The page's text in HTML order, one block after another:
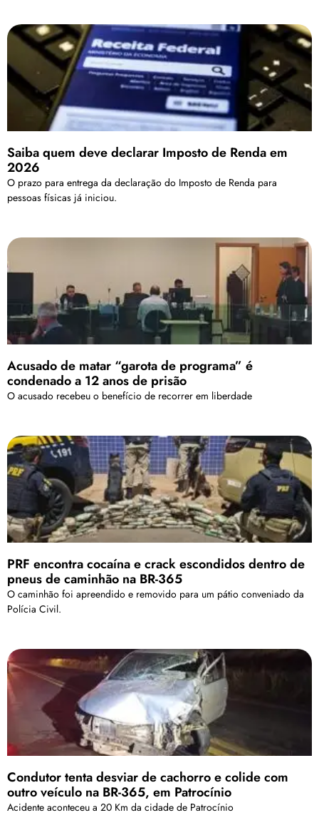
Saiba quem deve declarar Imposto de Renda em
2026
O prazo para entrega da declaração do Imposto de Renda para
pessoas físicas já iniciou.
Acusado de matar “garota de programa” é
condenado a 12 anos de prisão
O acusado recebeu o benefício de recorrer em liberdade
PRF encontra cocaína e crack escondidos dentro de
pneus de caminhão na BR-365
O caminhão foi apreendido e removido para um pátio conveniado da
Polícia Civil.
Condutor tenta desviar de cachorro e colide com
outro veículo na BR-365, em Patrocínio
Acidente aconteceu a 20 Km da cidade de Patrocínio